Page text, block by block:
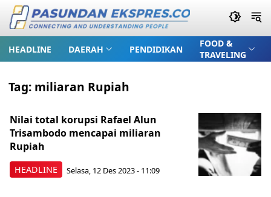
HEADLINE DAERAH PENDIDIKAN
FOOD &
TRAVELING
Tag: miliaran Rupiah
HEADLINE
Nilai total korupsi Rafael Alun
Trisambodo mencapai miliaran
Rupiah
Selasa, 12 Des 2023 - 11:09